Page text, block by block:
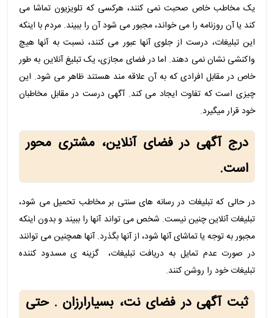
یک مخاطب خاص صحبت نمی کنند، هرکسی که تلویزیون تماشا می
کند یا آن روزنامه را می خواند، مجبور می شود آن را ببیند. مردم با اینکه
این تبلیغات، درست از جلوی آنها عبور می کنند، نسبت به آنها هیچ
واکنشی نشان نمی دهند. اما در فضای مجازی، یک تبلیغ آنلاین به طور
خاص در مقابل افرادی که به آن علاقه مند هستند ظاهر می شود. این
چیزی است که تفاوت ایجاد می کند. آگهی درست در مقابل مخاطبان
خود قرار میگیرد.
درج آگهی در فضای آنلاین، مشتری محور
است.
در حالی که تبلیغات در رسانه های سنتی بر مخاطب تحمیل می شود،
تبلیغات آنلاین چنین نیست. شخص می تواند آنها را ببیند و بدون اینکه
مجبور به توجه یا تماشای آنها شود، از آنها بگذرد. آنها همچنین می توانند
در صورت عدم تمایل به دریافت تبلیغات، گزینه ی مسدود کننده
تبلیغات خود را روشن کنند.
ثبت آگهی در فضای نت، بسیارارزان . حتی